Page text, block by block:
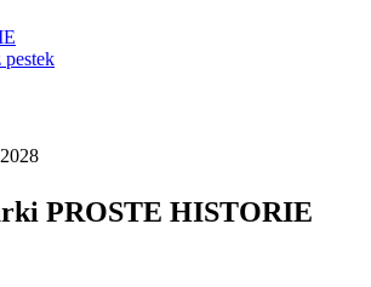
pestek
PROSTE HISTORIE